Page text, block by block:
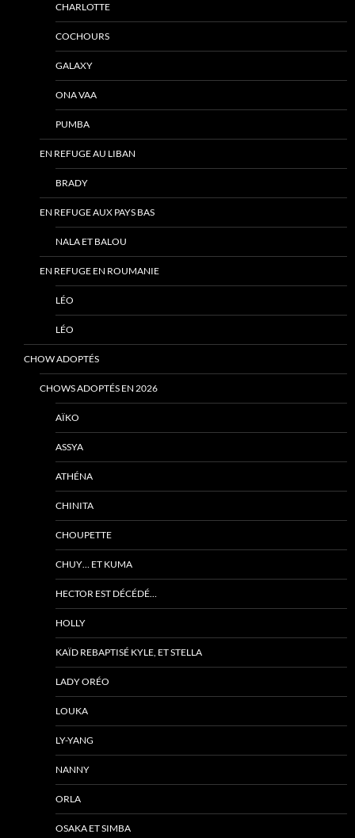
CHARLOTTE
COCHOURS
GALAXY
ONA VAA
PUMBA
EN REFUGE AU LIBAN
BRADY
EN REFUGE AUX PAYS BAS
NALA ET BALOU
EN REFUGE EN ROUMANIE
LÉO
LÉO
CHOW ADOPTÉS
CHOWS ADOPTÉS EN 2026
AÏKO
ASSYA
ATHÉNA
CHINITA
CHOUPETTE
CHUY… ET KUMA
HECTOR EST DÉCÉDÉ…
HOLLY
KAÏD REBAPTISÉ KYLE, ET STELLA
LADY ORÉO
LOUKA
LY-YANG
NANNY
ORLA
OSAKA ET SIMBA